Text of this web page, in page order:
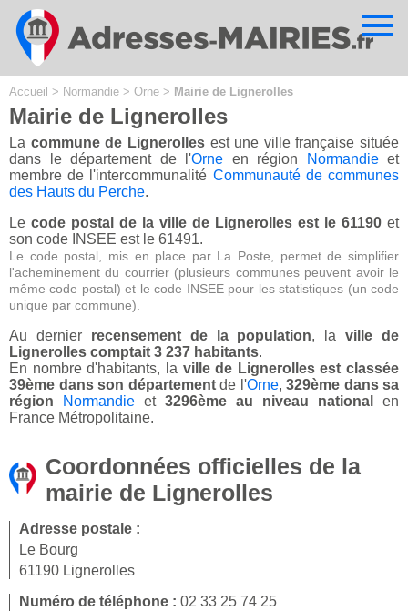
Accueil > Normandie > Orne > Mairie de Lignerolles
Mairie de Lignerolles
La commune de Lignerollesest une ville française située
dans le département de l'Orne en région Normandieet
membre de l'intercommunalité Communauté de communes
des Hauts du Perche.
Le code postal de la ville de Lignerolles est le 61190 et
son code INSEE est le 61491.
Le code postal, mis en place par La Poste, permet de simplifier
l'acheminement du courrier (plusieurs communes peuvent avoir le
même code postal) et le code INSEE pour les statistiques (un code
unique par commune).
Au dernier recensement de la population, laville de
Lignerolles comptait 3 237 habitants.
En nombre d'habitants, la ville de Lignerolles est classée
39ème dans son départementde l'Orne, 329ème dans sa
région
Normandie et 3296ème au niveau national
en
France Métropolitaine.
Coordonnées officielles de la
mairie de Lignerolles
Adresse postale :
Le Bourg
61190 Lignerolles
Numéro de téléphone : 02 33 25 74 25
Cookies management panel